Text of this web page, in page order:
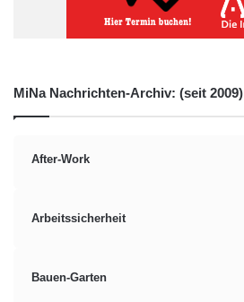
MiNa Nachrichten-Archiv: (seit 2009)
After-Work
Arbeitssicherheit
Bauen-Garten